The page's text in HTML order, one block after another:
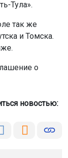
Тула».
так же
и Томска.
о
новостью: